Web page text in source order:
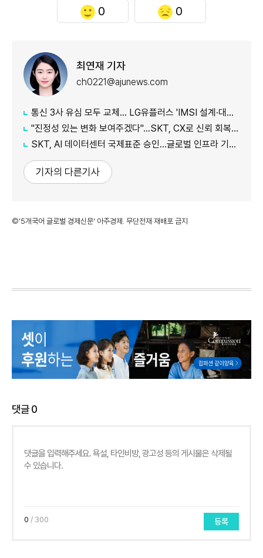
0 0
최연재 기자
ch0221@ajunews.com
통신 3사 유심 모두 교체… LG유플러스 'IMSI 설계·대응 시점' 놓고 갑론을박
"진정성 있는 변화 보여주겠다"…SKT, CX로 신뢰 회복 나선다
SKT, AI 데이터센터 국제표준 승인…글로벌 인프라 기준 제시
기자의 다른기사
©'5개국어 글로벌 경제신문' 아주경제. 무단전재·재배포 금지
댓글0
0 / 300 등록